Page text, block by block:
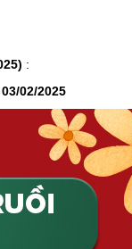
:
03/02/2025